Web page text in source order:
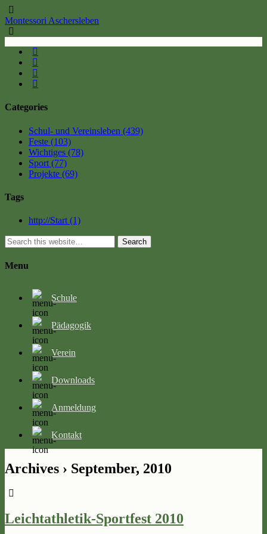
Montessori Aschersleben
Categories
Schul- und Vereinsleben (439)
Feste (103)
Wichtiges (78)
Sport (77)
Projekte (69)
Tags
http://Start (1)
Search
Menu
Schule
Pädagogik
Verein
Downloads
Anmeldung
Kontakt
Archives › September, 2010
Leichtathletik-Sportfest 2010